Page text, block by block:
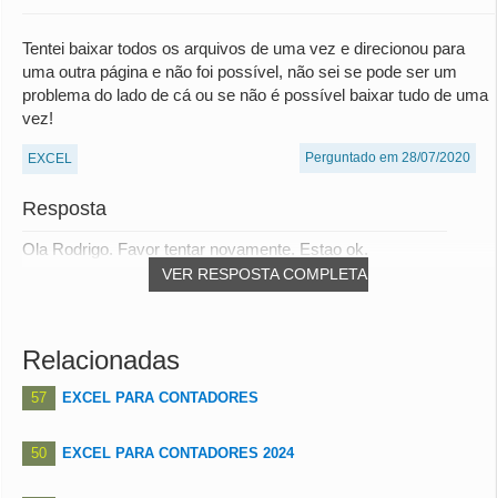
Tentei baixar todos os arquivos de uma vez e direcionou para
uma outra página e não foi possível, não sei se pode ser um
problema do lado de cá ou se não é possível baixar tudo de uma
vez!
EXCEL Perguntado em 28/07/2020
Resposta
VER RESPOSTA COMPLETA
Ola Rodrigo. Favor tentar novamente. Estao ok.
Relacionadas
57 EXCEL PARA CONTADORES
50 EXCEL PARA CONTADORES 2024